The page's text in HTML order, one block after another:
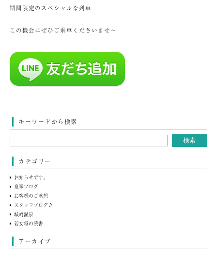
期間限定のスペシャルな列車
この機会にぜひご乗車くださいませ～
キーワードから検索
カテゴリー
お知らせです。
泉翠ブログ
お客様のご感想
スタッフブログ♪
城崎温泉
若女将の読書
アーカイブ